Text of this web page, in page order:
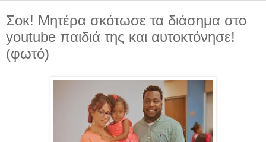
Σοκ! Μητέρα σκότωσε τα διάσημα στο
youtube παιδιά της και αυτοκτόνησε!
(φωτό)